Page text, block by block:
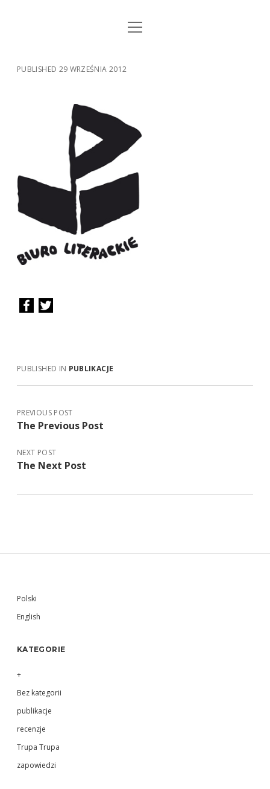
STRONA GŁÓWNA
BIO / KONTAKT
open
PUBLISHED 29 WRZEŚNIA 2012
PUBLISHED IN PUBLIKACJE
PREVIOUS POST
The Previous Post
NEXT POST
The Next Post
Sidebar
Polski
English
KATEGORIE
+
Bez kategorii
publikacje
recenzje
Trupa Trupa
zapowiedzi